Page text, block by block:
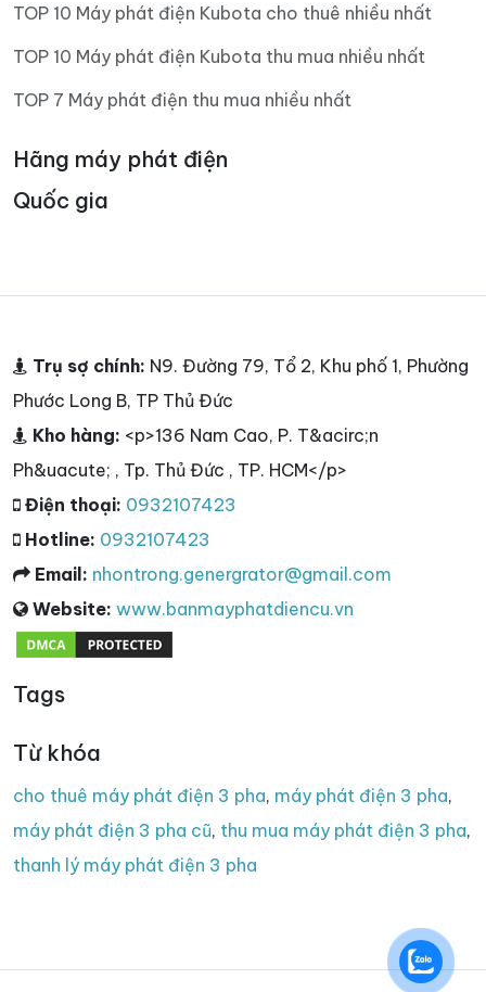
TOP 10 Máy phát điện Kubota cho thuê nhiều nhất
TOP 10 Máy phát điện Kubota thu mua nhiều nhất
TOP 7 Máy phát điện thu mua nhiều nhất
Hãng máy phát điện
Quốc gia
Trụ sợ chính: N9. Đường 79, Tổ 2, Khu phố 1, Phường
Phước Long B, TP Thủ Đức
Kho hàng: <p>136 Nam Cao, P. T&acirc;n
Ph&uacute; , Tp. Thủ Đức , TP. HCM</p>
Điện thoại: 0932107423
Hotline: 0932107423
Email: nhontrong.genergrator@gmail.com
Website: www.banmayphatdiencu.vn
Tags
Từ khóa
cho thuê máy phát điện 3 pha, máy phát điện 3 pha,
máy phát điện 3 pha cũ, thu mua máy phát điện 3 pha,
thanh lý máy phát điện 3 pha